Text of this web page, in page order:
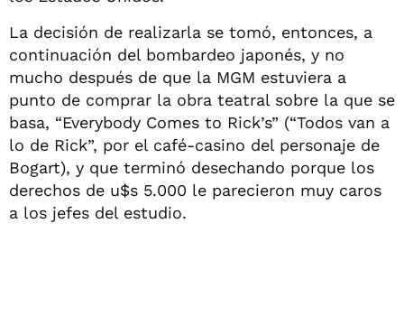
La decisión de realizarla se tomó, entonces, a
continuación del bombardeo japonés, y no
mucho después de que la MGM estuviera a
punto de comprar la obra teatral sobre la que se
basa, “Everybody Comes to Rick’s” (“Todos van a
lo de Rick”, por el café-casino del personaje de
Bogart), y que terminó desechando porque los
derechos de u$s 5.000 le parecieron muy caros
a los jefes del estudio.